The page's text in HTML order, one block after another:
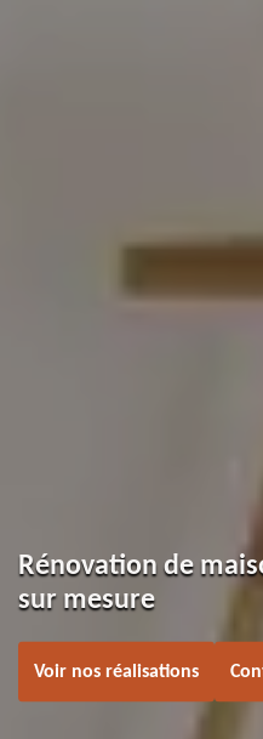
Rénovation de
sur mesure
Voir nos réalisations